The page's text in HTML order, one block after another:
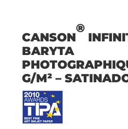
CANSON
®
BARYTA
G/M² –